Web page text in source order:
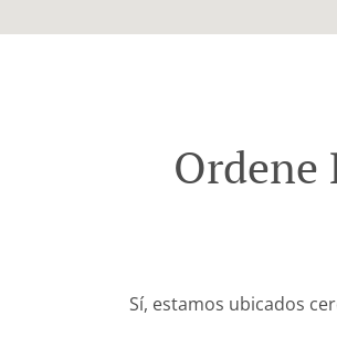
Ordene
Sí, estamos ubicados